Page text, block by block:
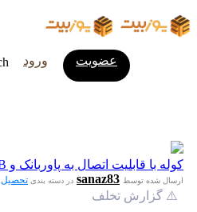
ورود عضویت
کوله‌ با قابلیت اتصال به پاوربانک و USB
ارسال شده توسط sanaz83 در دسته بندی تحصیل
⚠️ گزارش تخلف